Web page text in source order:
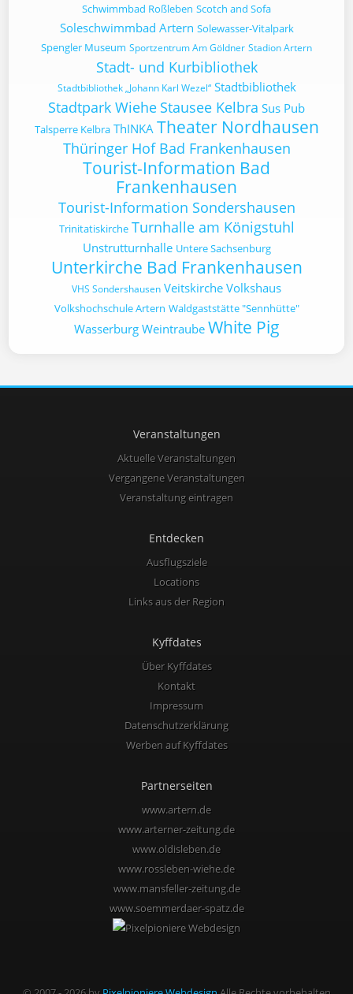
Schwimmbad Roßleben Scotch and Sofa
Soleschwimmbad Artern Solewasser-Vitalpark
Spengler Museum Sportzentrum Am Göldner Stadion Artern
Stadt- und Kurbibliothek
Stadtbibliothek „Johann Karl Wezel“ Stadtbibliothek
Stadtpark Wiehe Stausee Kelbra Sus Pub
Talsperre Kelbra ThINKA Theater Nordhausen
Thüringer Hof Bad Frankenhausen
Tourist-Information Bad
Frankenhausen
Tourist-Information Sondershausen
Trinitatiskirche Turnhalle am Königstuhl
Unstrutturnhalle Untere Sachsenburg
Unterkirche Bad Frankenhausen
VHS Sondershausen Veitskirche Volkshaus
Volkshochschule Artern Waldgaststätte "Sennhütte"
Wasserburg Weintraube White Pig
Veranstaltungen
Aktuelle Veranstaltungen
Vergangene Veranstaltungen
Veranstaltung eintragen
Entdecken
Ausflugsziele
Locations
Links aus der Region
Kyffdates
Über Kyffdates
Kontakt
Impressum
Datenschutzerklärung
Werben auf Kyffdates
Partnerseiten
www.artern.de
www.arterner-zeitung.de
www.oldisleben.de
www.rossleben-wiehe.de
www.mansfeller-zeitung.de
www.soemmerdaer-spatz.de